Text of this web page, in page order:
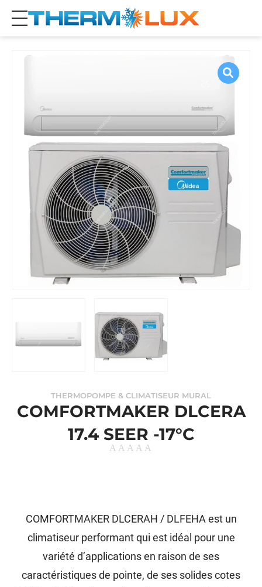
THERMOPOMPE & CLIMATISEUR MURAL
COMFORTMAKER DLCERA
17.4 SEER -17°C
COMFORTMAKER DLCERAH / DLFEHA est un
climatiseur performant qui est idéal pour une
variété d’applications en raison de ses
caractéristiques de pointe, de ses solides cotes